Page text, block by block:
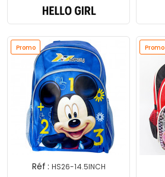
Promo
Réf : HS26-14.5INCH
Promo